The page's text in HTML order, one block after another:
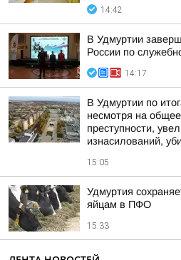
14:42
В Удмуртии
России по
14:17
В Удмуртии по
несмотря на
преступности,
изнасилований,
15:05
Удмуртия
яйцам в ПФО
15:33